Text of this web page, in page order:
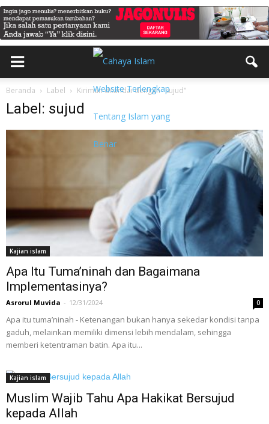
Beranda Label Kiriman ditandai dengan "sujud"
Label: sujud
Kajian islam
Apa Itu Tuma’ninah dan Bagaimana
Implementasinya?
Asrorul Muvida - 12/31/2024 0
Apa itu tuma’ninah - Ketenangan bukan hanya sekedar kondisi tanpa
gaduh, melainkan memiliki dimensi lebih mendalam, sehingga
memberi ketentraman batin. Apa itu...
Kajian islam
Muslim Wajib Tahu Apa Hakikat Bersujud
kepada Allah